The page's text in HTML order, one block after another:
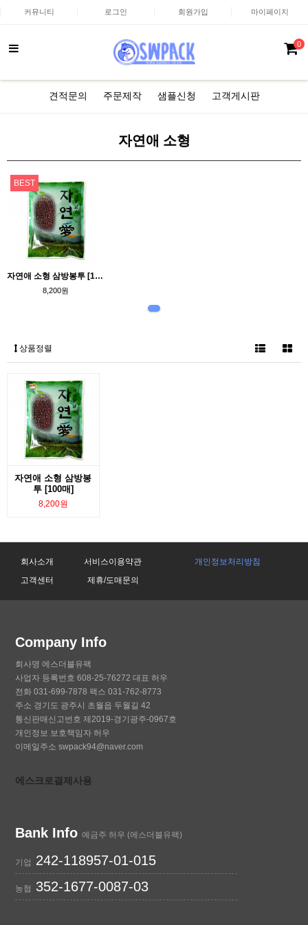
커뮤니티 로그인 회원가입 마이페이지
0
견적문의 주문제작 샘플신청 고객게시판
자연애 소형
BEST
자연애 소형 삼방봉투 [100매]
8,200원
상품정렬
자연애 소형 삼방봉
투 [100매]
8,200원
회사소개 서비스이용약관
개인정보처리방침
고객센터
제휴/도매문의
Company Info
회사명 에스더블유팩
사업자 등록번호 608-25-76272 대표 허우
전화 031-699-7878 팩스 031-762-8773
주소 경기도 광주시 초월읍 두월길 42
통신판매신고번호 제2019-경기광주-0967호
개인정보 보호책임자 허우
이메일주소 swpack94@naver.com
에스크로결제사용
Bank Info예금주 허우 (에스더블유팩)
기업 242-118957-01-015
농협 352-1677-0087-03